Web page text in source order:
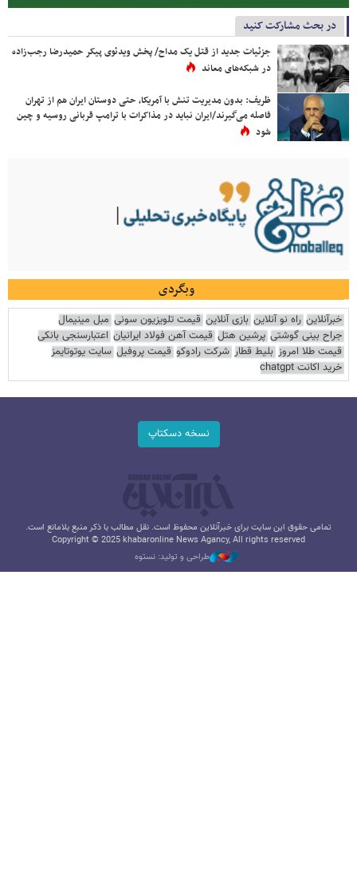
در بحث مشارکت کنید
جزئیات جدید از قتل یک مداح/ پخش ویدئوی پیکر حمیدرضا رجب‌زاده
در شبکه‌های معاند
ظریف: بدون مدیریت تنش با آمریکا، حتی دوستان ایران هم از تهران
فاصله می‌گیرند/ایران نباید در مذاکرات با ترامپ قربانی روسیه و چین
شود
وبگردی
خبرآنلاین راه نو آنلاین بازی آنلاین قیمت تلویزیون سونی مبل مینیمال
جراح بینی گوشتی پرشین هتل قیمت آهن فولاد ایرانیان اعتبارسنجی بانکی
قیمت طلا امروز بلیط قطار شرکت رادوکو قیمت پروفیل سایت یوتوتایمز
خرید اکانت chatgpt
نسخه دسکتاپ
تمامی حقوق این سایت برای خبرآنلاین محفوظ است. نقل مطالب با ذکر منبع بلامانع است.
Copyright © 2025 khabaronline News Agancy, All rights reserved
طراحی و تولید: نستوه